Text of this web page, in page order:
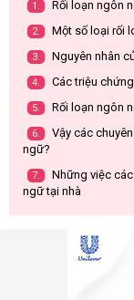
1. Rối loạn ngôn
2. Một số loại rối
3. Nguyên nhân
4. Các triệu
5. Rối loạn ngôn
6.
Vậy các
ngữ?
7.
Những việc
ngữ tại nhà